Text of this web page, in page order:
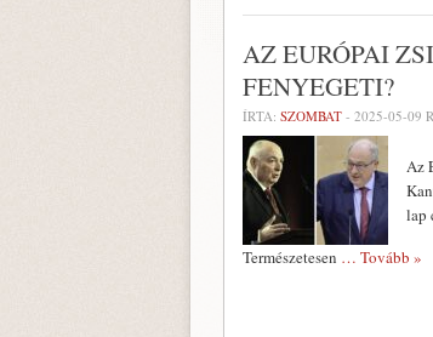
AZ EURÓPAI
FENYEGETI?
ÍRTA: SZOMBAT - 2025-05-09
Az
lap
Természetesen … Tovább »